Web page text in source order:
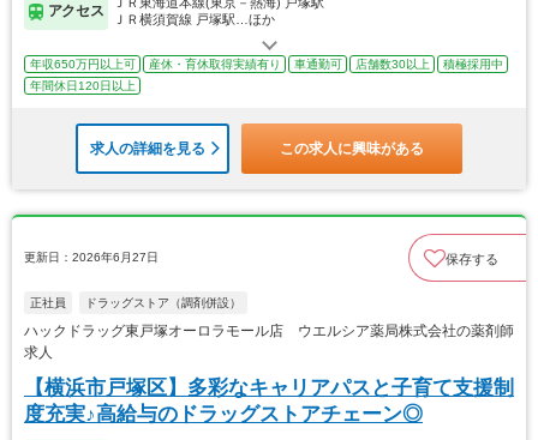
アクセス
ＪＲ横須賀線 戸塚駅…ほか
年収650万円以上可 産休・育休取得実績有り 車通勤可 店舗数30以上
積極採用中
年間休日120日以上
求人の詳細を見る この求人に興味がある
更新日：2026年6月27日 保存する
正社員 ドラッグストア（調剤併設）
ハックドラッグ東戸塚オーロラモール店 ウエルシア薬局株式会社の薬剤師
求人
【横浜市戸塚区】多彩なキャリアパスと子育て支援制
度充実♪高給与のドラッグストアチェーン◎